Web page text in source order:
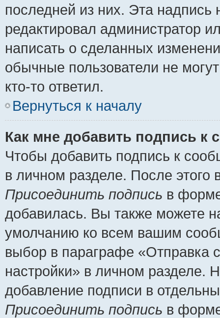
последней из них. Эта
редактировал администратор
написать о сделанных
обычные пользователи не
кто-то ответил.
Вернуться к началу
Как мне добавить подпись к
Чтобы добавить подпись к
в личном разделе. После
Присоединить подпись в
добавилась. Вы также можете
умолчанию ко всем вашим
выбор в параграфе «Отправка
настройки» в личном разделе.
добавление подписи в
Присоединить подпись в